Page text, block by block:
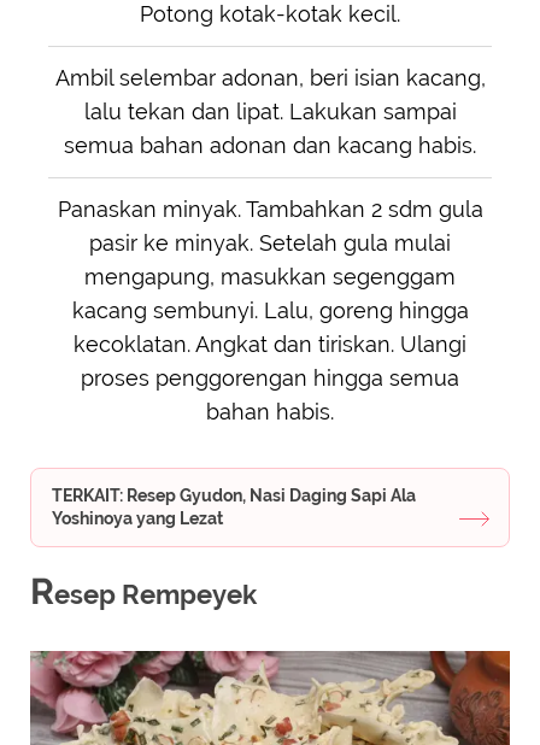
Potong kotak-kotak kecil.
Ambil selembar adonan, beri isian kacang,
lalu tekan dan lipat. Lakukan sampai
semua bahan adonan dan kacang habis.
Panaskan minyak. Tambahkan 2 sdm gula
pasir ke minyak. Setelah gula mulai
mengapung, masukkan segenggam
kacang sembunyi. Lalu, goreng hingga
kecoklatan. Angkat dan tiriskan. Ulangi
proses penggorengan hingga semua
bahan habis.
TERKAIT: Resep Gyudon, Nasi Daging Sapi Ala
Yoshinoya yang Lezat
Resep Rempeyek